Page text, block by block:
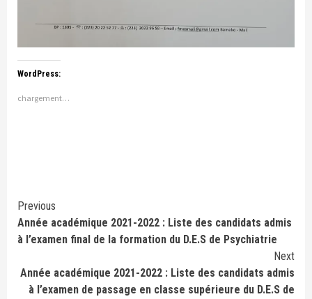
WordPress:
chargement…
Continue
Reading
Previous
Année académique 2021-2022 : Liste des candidats admis
à l’examen final de la formation du D.E.S de Psychiatrie
Next
Année académique 2021-2022 : Liste des candidats admis
à l’examen de passage en classe supérieure du D.E.S de